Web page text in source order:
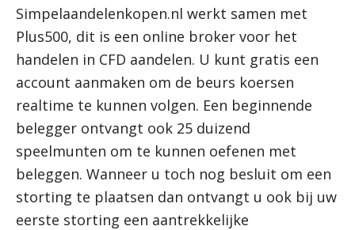
Simpelaandelenkopen.nl werkt samen met
Plus500, dit is een online broker voor het
handelen in CFD aandelen. U kunt gratis een
account aanmaken om de beurs koersen
realtime te kunnen volgen. Een beginnende
belegger ontvangt ook 25 duizend
speelmunten om te kunnen oefenen met
beleggen. Wanneer u toch nog besluit om een
storting te plaatsen dan ontvangt u ook bij uw
eerste storting een aantrekkelijke